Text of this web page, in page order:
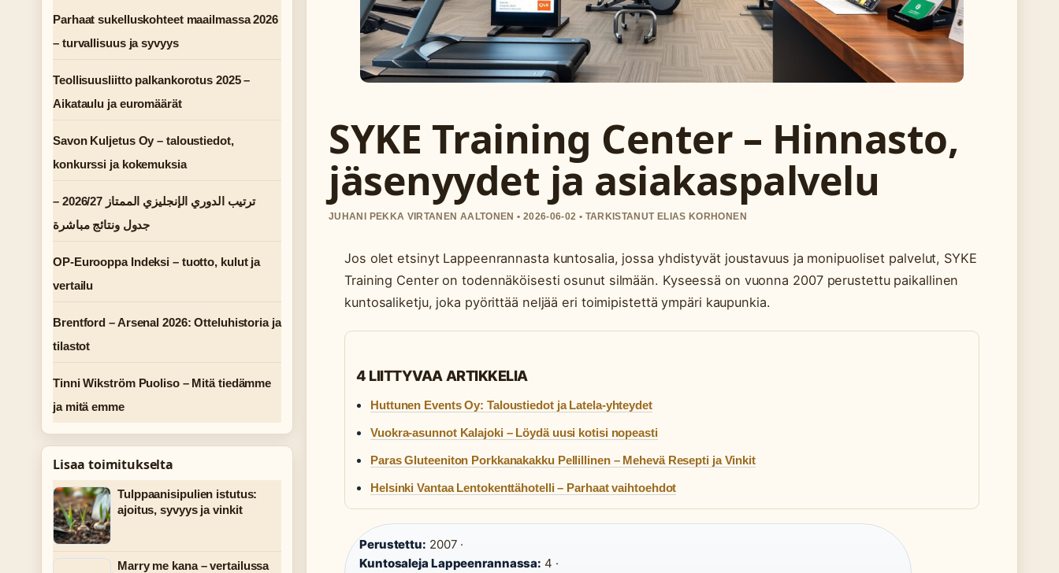
SYKE Training Center – Hinnasto,
jäsenyydet ja asiakaspalvelu
JUHANI PEKKA VIRTANEN AALTONEN • 2026-06-02 • TARKISTANUT ELIAS KORHONEN
Jos olet etsinyt Lappeenrannasta kuntosalia, jossa yhdistyvät joustavuus ja monipuoliset palvelut, SYKE
Training Center on todennäköisesti osunut silmään. Kyseessä on vuonna 2007 perustettu paikallinen
kuntosaliketju, joka pyörittää neljää eri toimipistettä ympäri kaupunkia.
4 LIITTYVAA ARTIKKELIA
Huttunen Events Oy: Taloustiedot ja Latela-yhteydet
Vuokra-asunnot Kalajoki – Löydä uusi kotisi nopeasti
Paras Gluteeniton Porkkanakakku Pellillinen – Mehevä Resepti ja Vinkit
Helsinki Vantaa Lentokenttähotelli – Parhaat vaihtoehdot
Perustettu: 2007 ·
Kuntosaleja Lappeenrannassa: 4 ·
Parhaat sukelluskohteet maailmassa 2026
– turvallisuus ja syvyys
Teollisuusliitto palkankorotus 2025 –
Aikataulu ja euromäärät
Savon Kuljetus Oy – taloustiedot,
konkurssi ja kokemuksia
ترتيب الدوري الإنجليزي الممتاز 2026/27 –
جدول ونتائج مباشرة
OP-Eurooppa Indeksi – tuotto, kulut ja
vertailu
Brentford – Arsenal 2026: Otteluhistoria ja
tilastot
Tinni Wikström Puoliso – Mitä tiedämme
ja mitä emme
Lisaa toimitukselta
Tulppaanisipulien istutus:
ajoitus, syvyys ja vinkit
Marry me kana – vertailussa